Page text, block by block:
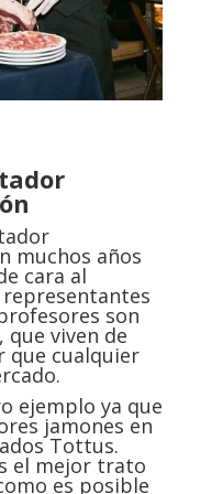
muchos años
cara al
son
viven de
que cualquier
ejemplo ya que
jamones en
Tottus.
el mejor trato
es posible